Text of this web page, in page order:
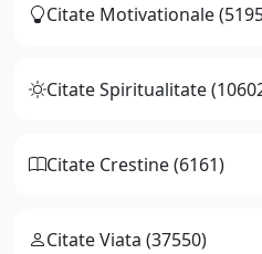
Citate Motivationale
Citate Spiritualitate
Citate Crestine (6161)
Citate Viata (37550)